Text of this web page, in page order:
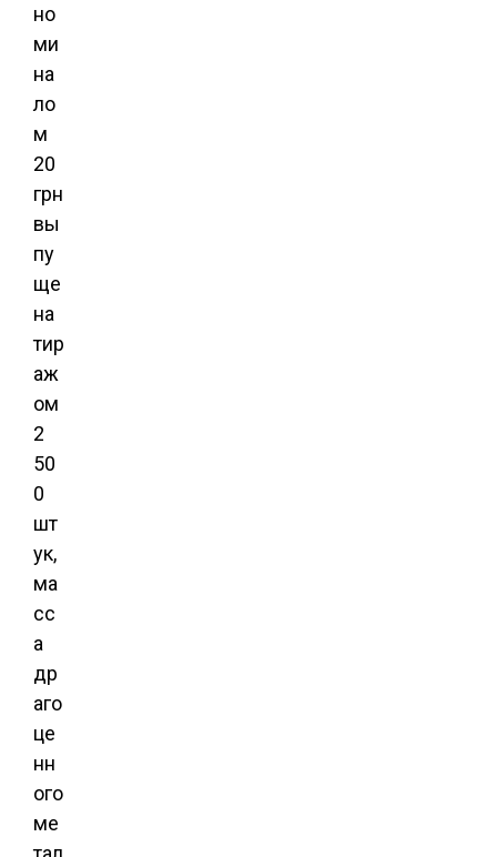
но
ми
на
ло
м
20
грн
вы
пу
ще
на
тир
аж
ом
2
50
0
шт
ук,
ма
сс
а
др
аго
це
нн
ого
ме